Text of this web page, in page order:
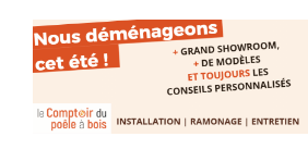
(de
facétie.
Programmée
installation